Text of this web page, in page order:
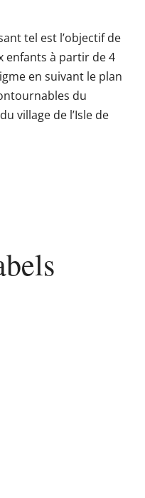
tel est l’objectif de
enfants à partir de 4
en suivant le plan
du
village de l’Isle de